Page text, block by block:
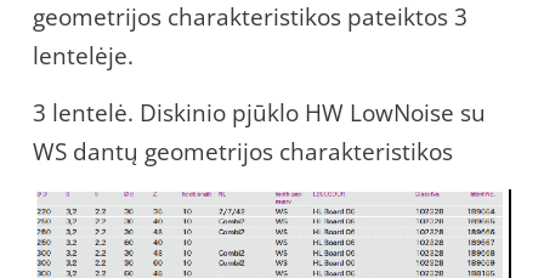
geometrijos charakteristikos pateiktos 3
lentelėje.
3 lentelė. Diskinio pjūklo HW LowNoise su
WS dantų geometrijos charakteristikos